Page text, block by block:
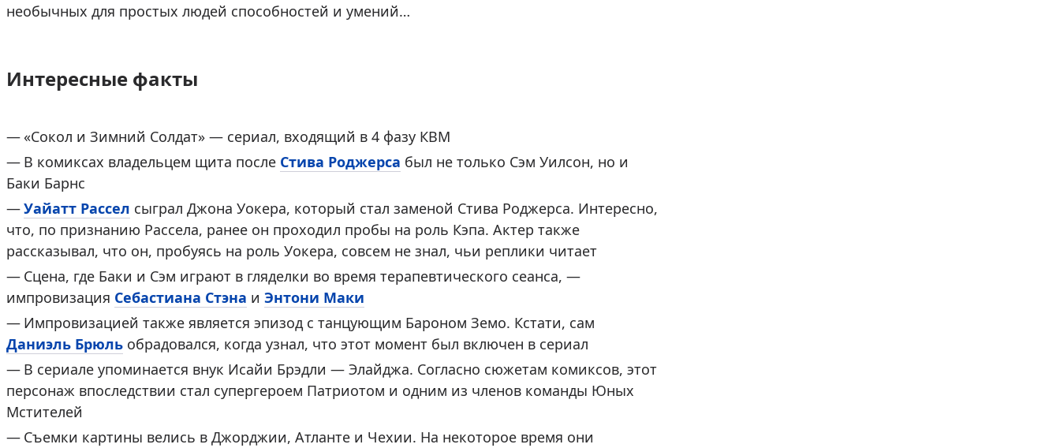
необычных для простых людей способностей и умений…
Интересные факты
«Сокол и Зимний Солдат» — сериал, входящий в 4 фазу КВМ
В комиксах владельцем щита после Стива Роджерса был не только Сэм Уилсон, но и
Баки Барнс
Уайатт Рассел сыграл Джона Уокера, который стал заменой Стива Роджерса. Интересно,
что, по признанию Рассела, ранее он проходил пробы на роль Кэпа. Актер также
рассказывал, что он, пробуясь на роль Уокера, совсем не знал, чьи реплики читает
Сцена, где Баки и Сэм играют в гляделки во время терапевтического сеанса, —
импровизация Себастиана Стэна и Энтони Маки
Импровизацией также является эпизод с танцующим Бароном Земо. Кстати, сам
Даниэль Брюль обрадовался, когда узнал, что этот момент был включен в сериал
В сериале упоминается внук Исайи Брэдли — Элайджа. Согласно сюжетам комиксов, этот
персонаж впоследствии стал супергероем Патриотом и одним из членов команды Юных
Мстителей
Съемки картины велись в Джорджии, Атланте и Чехии. На некоторое время они